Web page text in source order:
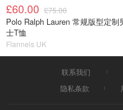
£60.00 £75.00
Polo Ralph Lauren 常规版型定制
士T恤
Flannels UK
联系我们
隐私条款